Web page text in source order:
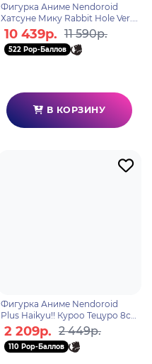
Фигурка Аниме Nendoroid
Хатсуне Мику Rabbit Hole Ver.
10см 4580590208780
10 439р. 11 590р.
522 Pop-Баллов
В КОРЗИНУ
Фигурка Аниме Nendoroid
Plus Haikyu!! Куроо Тецуро 8см
4580590207967
2 209р. 2 449р.
110 Pop-Баллов